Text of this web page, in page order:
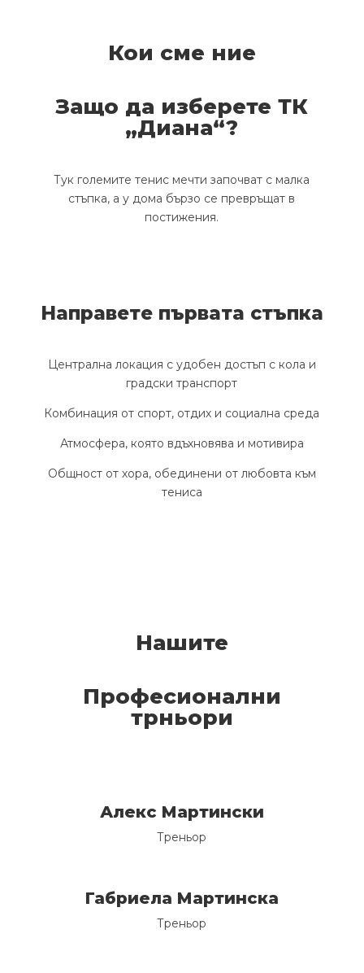
Кои сме ние
Защо да изберете ТК
„Диана“?
Тук големите тенис мечти започват с малка
стъпка, а у дома бързо се превръщат в
постижения.
Направете първата стъпка
Централна локация с удобен достъп с кола и
градски транспорт
Комбинация от спорт, отдих и социална среда
Атмосфера, която вдъхновява и мотивира
Общност от хора, обединени от любовта към
тениса
Нашите
Професионални
трньори
Алекс Мартински
Треньор
Габриела Мартинска
Треньор